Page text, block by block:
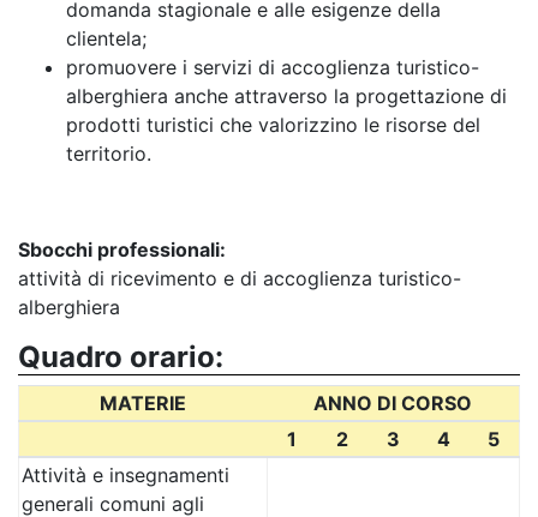
domanda stagionale e alle esigenze della
clientela;
promuovere i servizi di accoglienza turistico-
alberghiera anche attraverso la progettazione di
prodotti turistici che valorizzino le risorse del
territorio.
Sbocchi professionali:
attività di ricevimento e di accoglienza turistico-
alberghiera
Quadro orario:
MATERIE
ANNO DI CORSO
1
2 3 4
5
Attività e insegnamenti
generali comuni agli